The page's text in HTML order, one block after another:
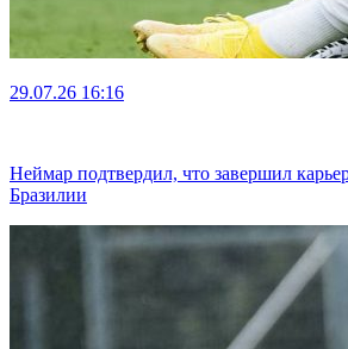
29.07.26 16:16
Неймар подтвердил, что завершил
Бразилии